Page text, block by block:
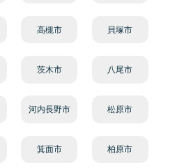
高槻市 貝塚市
茨木市 八尾市
河内長野市 松原市
箕面市 柏原市